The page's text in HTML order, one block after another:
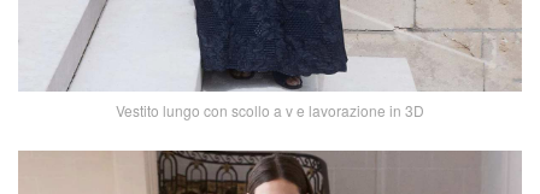
Vestito lungo con scollo a v e lavorazione in 3D